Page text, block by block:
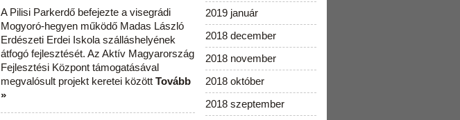
A Pilisi Parkerdő befejezte a visegrádi
Mogyoró-hegyen működő Madas László
Erdészeti Erdei Iskola szálláshelyének
átfogó fejlesztését. Az Aktív Magyarország
Fejlesztési Központ támogatásával
megvalósult projekt keretei között Tovább
»
2019 január
2018 december
2018 november
2018 október
2018 szeptember